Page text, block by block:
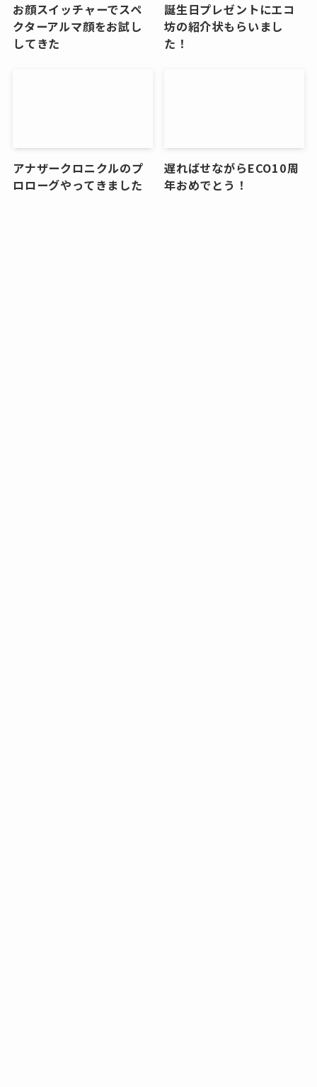
お顔スイッチャーでスペ
クターアルマ顔をお試し
してきた
誕生日プレゼントにエコ
坊の紹介状もらいまし
た！
アナザークロニクルのプ
ロローグやってきました
遅ればせながらECO10周
年おめでとう！